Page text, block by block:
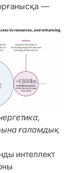
—
ғаламдық
интеллект